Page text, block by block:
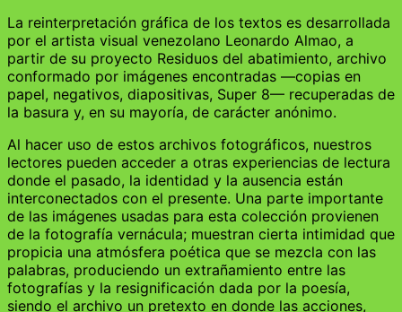
La reinterpretación gráfica de los textos es desarrollada
por el artista visual venezolano Leonardo Almao, a
partir de su proyecto Residuos del abatimiento, archivo
conformado por imágenes encontradas —copias en
papel, negativos, diapositivas, Super 8— recuperadas de
la basura y, en su mayoría, de carácter anónimo.
Al hacer uso de estos archivos fotográficos, nuestros
lectores pueden acceder a otras experiencias de lectura
donde el pasado, la identidad y la ausencia están
interconectados con el presente. Una parte importante
de las imágenes usadas para esta colección provienen
de la fotografía vernácula; muestran cierta intimidad que
propicia una atmósfera poética que se mezcla con las
palabras, produciendo un extrañamiento entre las
fotografías y la resignificación dada por la poesía,
siendo el archivo un pretexto en donde las acciones,